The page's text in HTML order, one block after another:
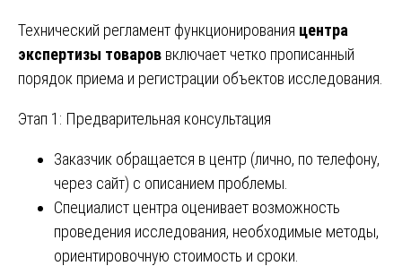
Технический регламент функционирования центра
экспертизы товаров включает четко прописанный
порядок приема и регистрации объектов исследования.
Этап 1: Предварительная консультация
Заказчик обращается в центр (лично, по телефону,
через сайт) с описанием проблемы.
Специалист центра оценивает возможность
проведения исследования, необходимые методы,
ориентировочную стоимость и сроки.